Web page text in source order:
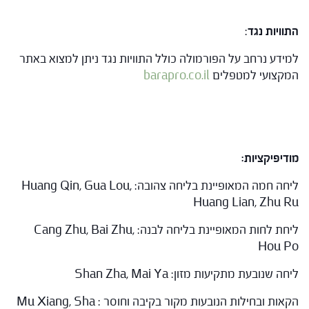
התוויות נגד:
למידע נרחב על הפורמולה כולל התוויות נגד ניתן למצוא באתר
המקצועי למטפליםbarapro.co.il
מודיפיקציות:
ליחה חמה המאופיינת בליחה צהובה: Huang Qin, Gua Lou,
Huang Lian, Zhu Ru
ליחת לחות המאופיינת בליחה לבנה: Cang Zhu, Bai Zhu,
Hou Po
ליחה שנובעת מתקיעות מזון: Shan Zha, Mai Ya
הקאות ובחילות הנובעות מקור בקיבה וחוסר : Mu Xiang, Sha